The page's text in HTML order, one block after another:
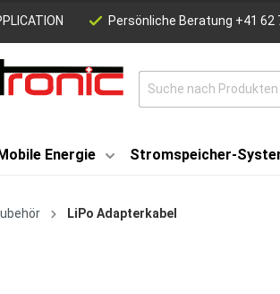
Persönliche Beratung +41 62
Energie Stromspeicher-
LiPo Adapterkabel